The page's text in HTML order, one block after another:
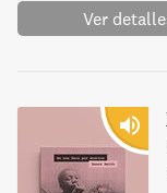
Ver